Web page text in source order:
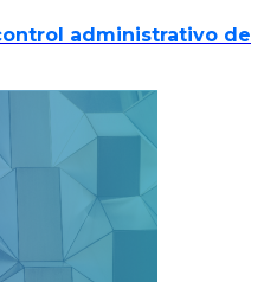
administrativo de